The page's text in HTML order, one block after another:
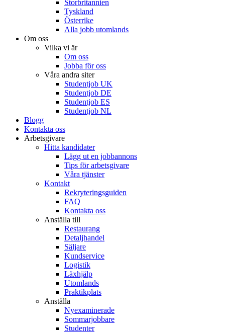
Storbritannien
Tyskland
Österrike
Alla jobb utomlands
Om oss
Vilka vi är
Om oss
Jobba för oss
Våra andra siter
Studentjob UK
Studentjob DE
Studentjob ES
Studentjob NL
Blogg
Kontakta oss
Arbetsgivare
Hitta kandidater
Lägg ut en jobbannons
Tips för arbetsgivare
Våra tjänster
Kontakt
Rekryteringsguiden
FAQ
Kontakta oss
Anställa till
Restaurang
Detaljhandel
Säljare
Kundservice
Logistik
Läxhjälp
Utomlands
Praktikplats
Anställa
Nyexaminerade
Sommarjobbare
Studenter